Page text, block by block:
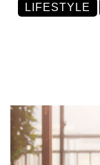
LIFESTYLE